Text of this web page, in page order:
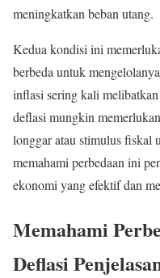
meningkatkan beban utang.
Kedua kondisi ini
berbeda untuk
inflasi sering kali
deflasi mungkin
longgar atau stimulus fiskal
memahami perbedaan ini
ekonomi yang efektif dan
Memahami
Deflasi